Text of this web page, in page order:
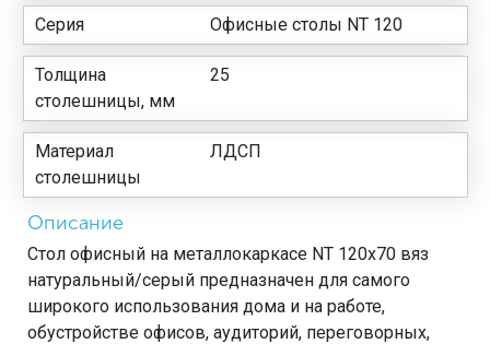
Серия Офисные столы NT 120
Толщина
столешницы, мм
25
Материал
столешницы
ЛДСП
Описание
Стол офисный на металлокаркасе NT 120x70 вяз
натуральный/серый предназначен для самого
широкого использования дома и на работе,
обустройстве офисов, аудиторий, переговорных,